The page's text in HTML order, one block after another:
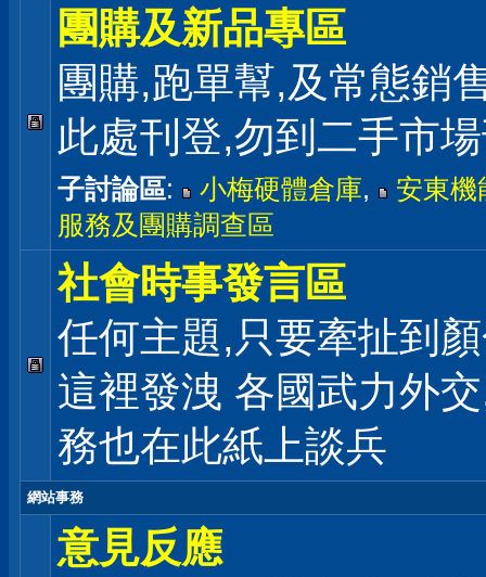
團購及新品專區
團購,跑單幫,及常態銷
此處刊登,勿到二手市
子討論區: 小梅硬體倉庫,
安東機
服務及團購調查區
社會時事發言區
任何主題,只要牽扯到
這裡發洩 各國武力外
務也在此紙上談兵
網站事務
意見反應